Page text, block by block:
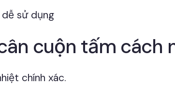
cuộn tấm cách
chính xác.